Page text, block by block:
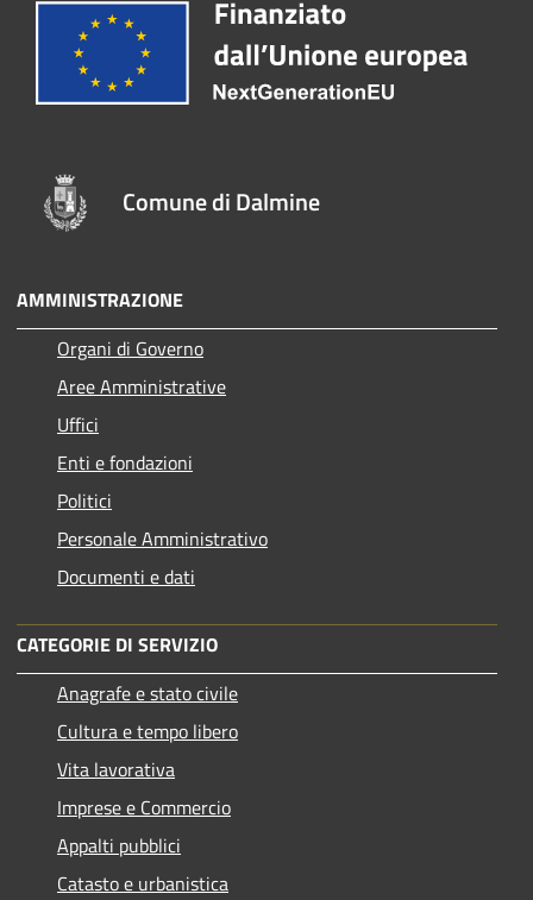
Comune di Dalmine
AMMINISTRAZIONE
Organi di Governo
Aree Amministrative
Uffici
Enti e fondazioni
Politici
Personale Amministrativo
Documenti e dati
CATEGORIE DI SERVIZIO
Anagrafe e stato civile
Cultura e tempo libero
Vita lavorativa
Imprese e Commercio
Appalti pubblici
Catasto e urbanistica